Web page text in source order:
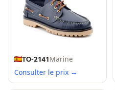
TO-2141Marine
Consulter le prix →